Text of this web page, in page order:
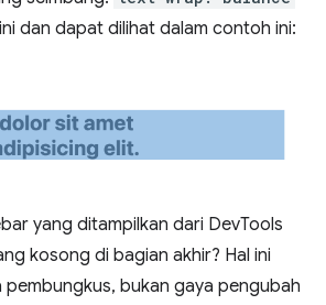
dan dapat dilihat dalam contoh ini:
yang ditampilkan dari DevTools
kosong di bagian akhir? Hal ini
pembungkus, bukan gaya pengubah